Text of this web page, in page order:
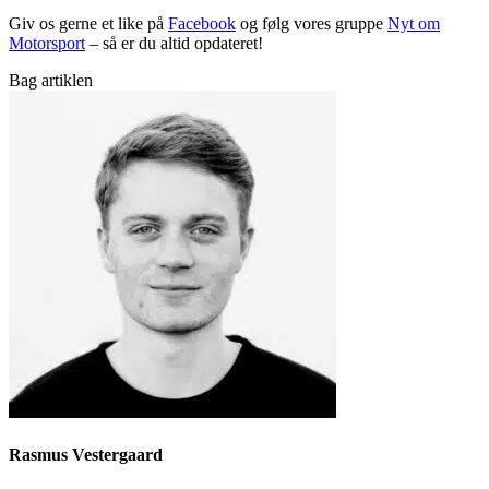
Giv os gerne et like på Facebook og følg vores gruppe Nyt om
Motorsport – så er du altid opdateret!
Bag artiklen
Rasmus Vestergaard